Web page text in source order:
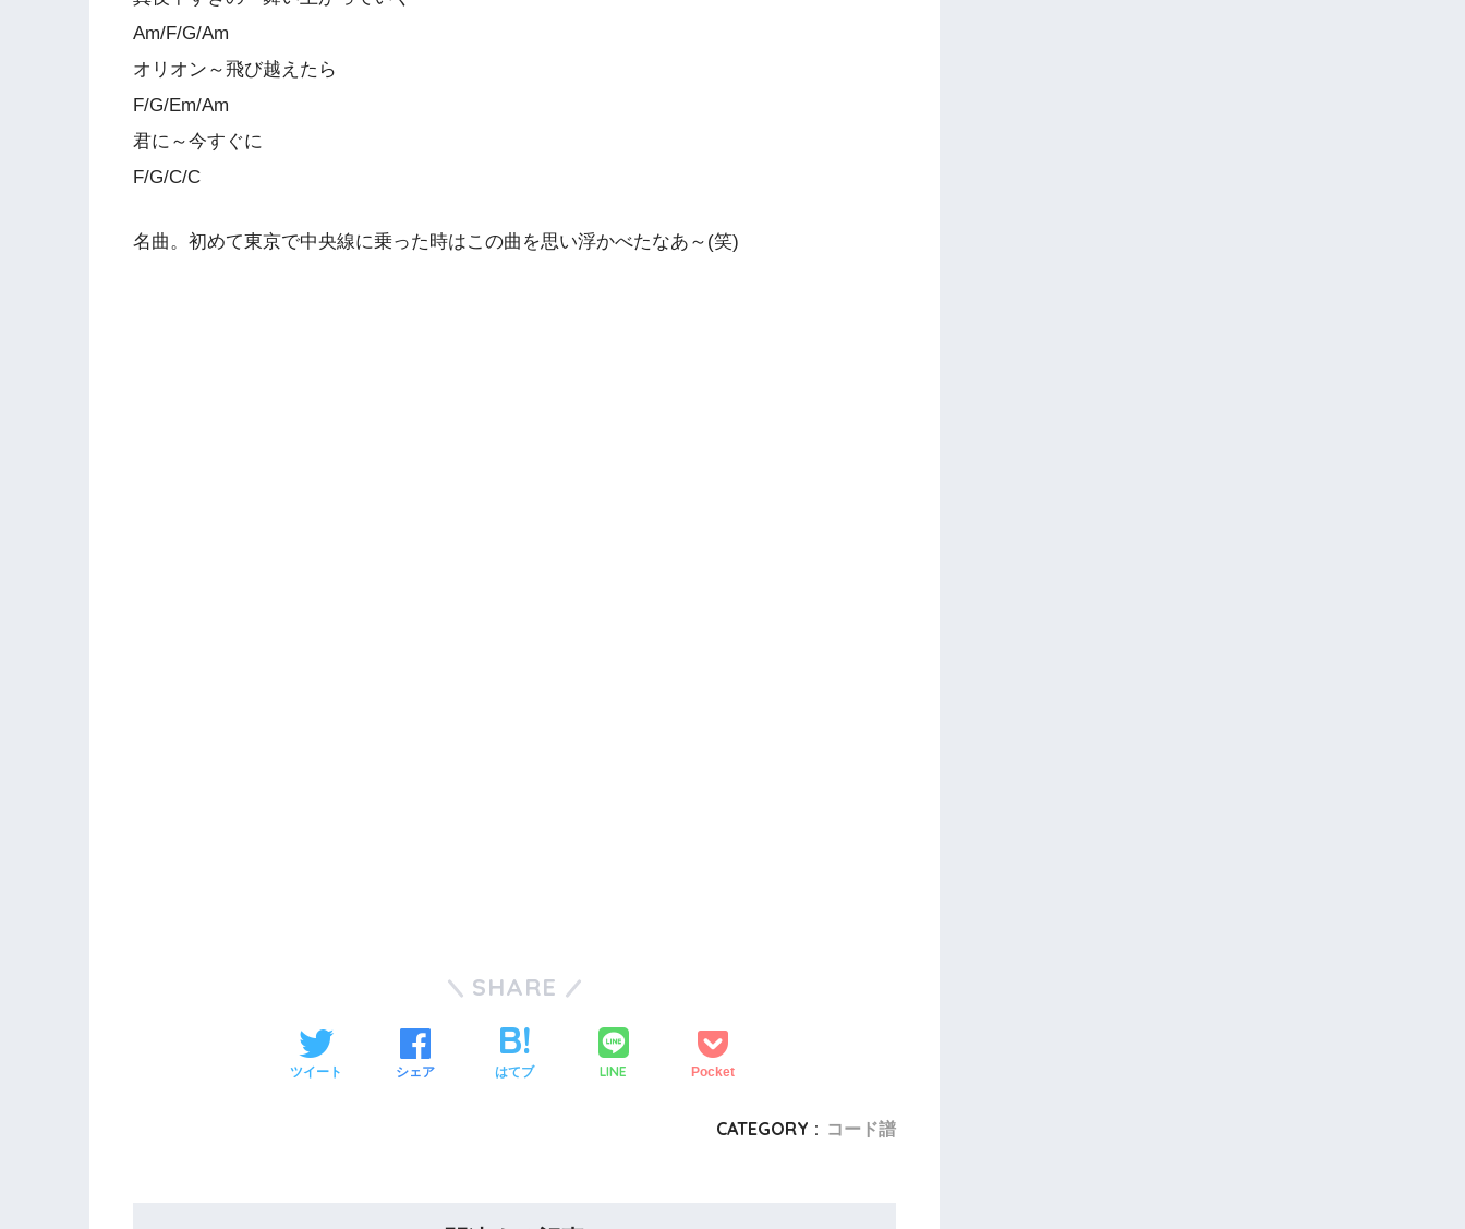
Am/F/G/Am
オリオン～飛び越えたら
F/G/Em/Am
君に～今すぐに
F/G/C/C
名曲。初めて東京で中央線に乗った時はこの曲を思い浮かべたなあ～(笑)
SHARE
ツイート シェア はてブ LINE Pocket
CATEGORY : コード譜